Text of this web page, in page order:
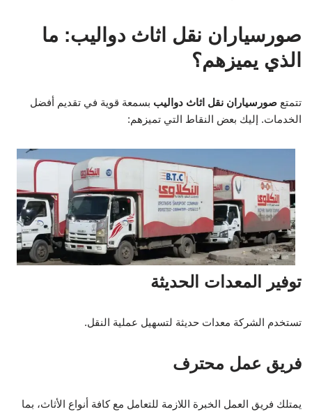
صورسياران نقل اثاث دواليب: ما
الذي يميزهم؟
تتمتع صورسياران نقل اثاث دواليب بسمعة قوية في تقديم أفضل
الخدمات. إليك بعض النقاط التي تميزهم:
توفير المعدات الحديثة
تستخدم الشركة معدات حديثة لتسهيل عملية النقل.
فريق عمل محترف
يمتلك فريق العمل الخبرة اللازمة للتعامل مع كافة أنواع الأثاث، بما